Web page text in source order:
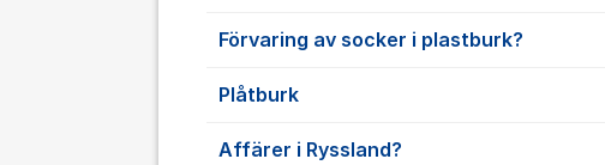
Förvaring av socker i plastburk?
Plåtburk
Affärer i Ryssland?